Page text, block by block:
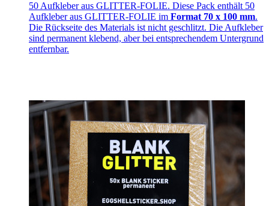
50 Aufkleber aus GLITTER-FOLIE. Diese Pack enthält 50
Aufkleber aus GLITTER-FOLIE im Format 70 x 100 mm.
Die Rückseite des Materials ist nicht geschlitzt. Die Aufkleber
sind permanent klebend, aber bei entsprechendem Untergrund
entfernbar.